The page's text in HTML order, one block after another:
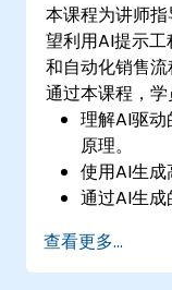
本课程为讲师
望利用AI提示
和自动化销售流
通过本课程，学
理解AI驱
原理。
使用AI生成
通过AI生成
将AI工具集
中。
查看更多...